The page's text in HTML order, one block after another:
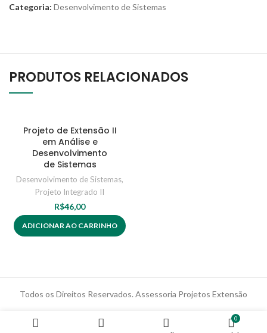
Categoria: Desenvolvimento de Sistemas
PRODUTOS RELACIONADOS
Projeto de Extensão II
em Análise e
Desenvolvimento
de Sistemas
Desenvolvimento de Sistemas,
Projeto Integrado II
R$46,00
ADICIONAR AO CARRINHO
Todos os Direitos Reservados. Assessoria Projetos Extensão
0